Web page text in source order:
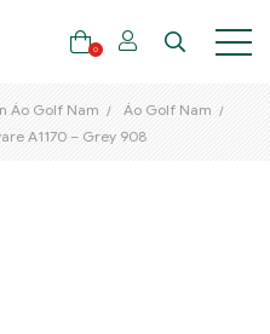
0
Áo Golf Nam
Áo Golf Nam
A1170 – Grey 908